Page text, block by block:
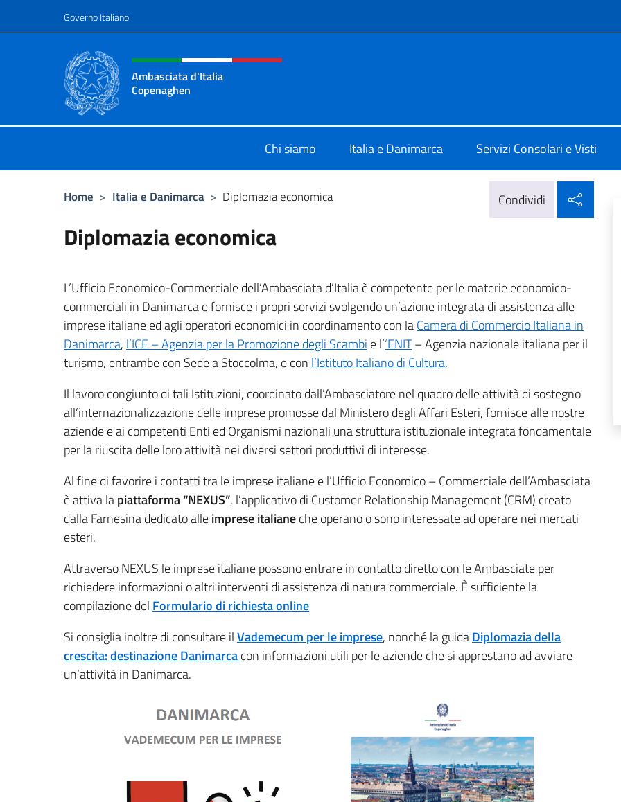
Governo Italiano
Intestazione sito, social e menù
Ambasciata d'Italia
Copenaghen
Chi siamo Italia e Danimarca Servizi Consolari e Visti
Home > Italia e Danimarca > Diplomazia economica Condividi
Diplomazia economica
L’Ufficio Economico-Commerciale dell’Ambasciata d’Italia è competente per le materie economico-
commerciali in Danimarca e fornisce i propri servizi svolgendo un’azione integrata di assistenza alle
imprese italiane ed agli operatori economici in coordinamento con laCamera di Commercio Italiana in
Danimarca, l’ICE – Agenzia per la Promozione degli Scambi e l’‘ENIT– Agenzia nazionale italiana per il
turismo, entrambe con Sede a Stoccolma, e con l’Istituto Italiano di Cultura.
Il lavoro congiunto di tali Istituzioni, coordinato dall’Ambasciatore nel quadro delle attività di sostegno
all’internazionalizzazione delle imprese promosse dal Ministero degli Affari Esteri, fornisce alle nostre
aziende e ai competenti Enti ed Organismi nazionali una struttura istituzionale integrata fondamentale
per la riuscita delle loro attività nei diversi settori produttivi di interesse.
Al fine di favorire i contatti tra le imprese italiane e l’Ufficio Economico – Commerciale dell’Ambasciata
è attiva lapiattaforma “NEXUS”, l’applicativo di Customer Relationship Management (CRM) creato
dalla Farnesina dedicato alleimprese italianeche operano o sono interessate ad operare nei mercati
esteri.
Attraverso NEXUS le imprese italiane possono entrare in contatto diretto con le Ambasciate per
richiedere informazioni o altri interventi di assistenza di natura commerciale. È sufficiente la
compilazione del Formulario di richiesta online
Si consiglia inoltre di consultare ilVademecum per le imprese, nonché la guidaDiplomazia della
crescita: destinazione Danimarcacon informazioni utili per le aziende che si apprestano ad avviare
un’attività in Danimarca.